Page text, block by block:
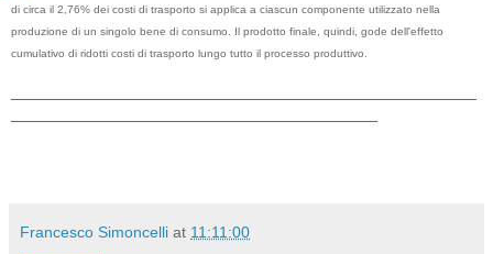
di circa il 2,76% dei costi di trasporto si applica a ciascun componente utilizzato nella
produzione di un singolo bene di consumo. Il prodotto finale, quindi, gode dell'effetto
cumulativo di ridotti costi di trasporto lungo tutto il processo produttivo.
Francesco Simoncelli at 11:11:00